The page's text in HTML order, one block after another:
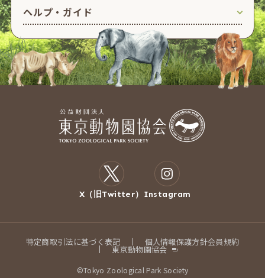
ヘルプ・ガイド
X（旧Twitter） Instagram
特定商取引法に基づく表記 個人情報保護方針会員規約
東京動物園協会
©Tokyo Zoological Park Society